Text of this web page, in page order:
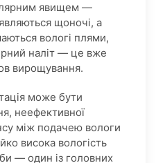
явищем —
щоночі, а
вологі плями,
наліт — це вже
вирощування.
може бути
неефективної
між подачею вологи
висока вологість
— один із головних